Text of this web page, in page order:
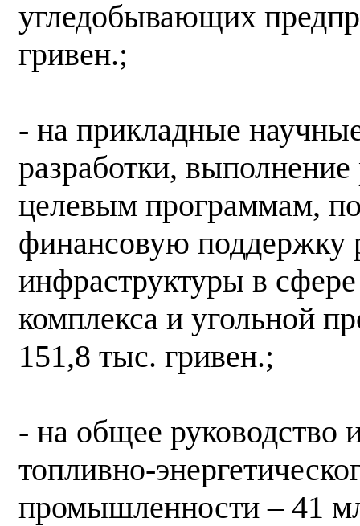
угледобывающих
гривен.;
- на прикладные
разработки,
целевым программам,
финансовую поддержку
инфраструктуры в
комплекса и угольной
151,8 тыс. гривен.;
- на общее руководство
топливно-
промышленности – 41